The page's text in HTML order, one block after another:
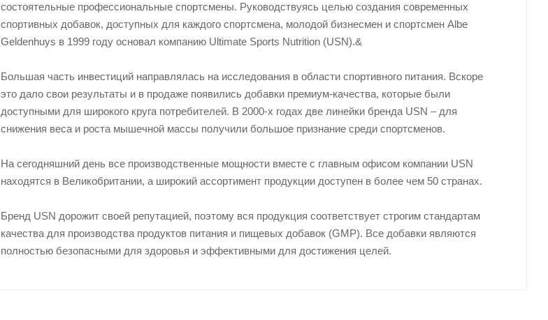
состоятельные профессиональные спортсмены. Руководствуясь целью создания современных
спортивных добавок, доступных для каждого спортсмена, молодой бизнесмен и спортсмен Albe
Geldenhuys в 1999 году основал компанию Ultimate Sports Nutrition (USN).&
Большая часть инвестиций направлялась на исследования в области спортивного питания. Вскоре
это дало свои результаты и в продаже появились добавки премиум-качества, которые были
доступными для широкого круга потребителей. В 2000-х годах две линейки бренда USN – для
снижения веса и роста мышечной массы получили большое признание среди спортсменов.
На сегодняшний день все производственные мощности вместе с главным офисом компании USN
находятся в Великобритании, а широкий ассортимент продукции доступен в более чем 50 странах.
Бренд USN дорожит своей репутацией, поэтому вся продукция соответствует строгим стандартам
качества для производства продуктов питания и пищевых добавок (GMP). Все добавки являются
полностью безопасными для здоровья и эффективными для достижения целей.